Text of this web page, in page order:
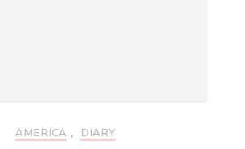
AMERICA , DIARY